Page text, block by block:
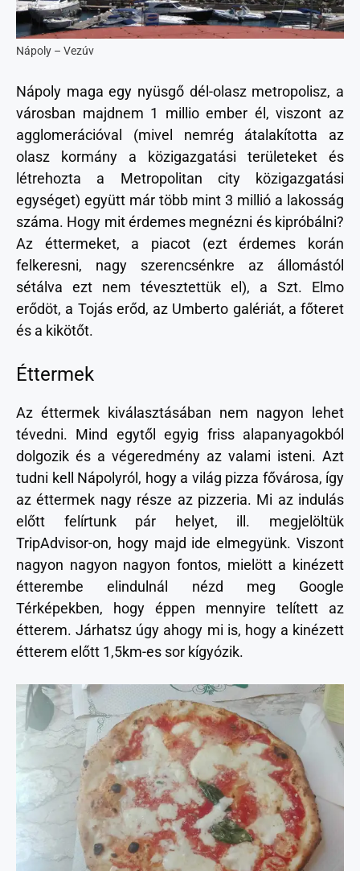
Nápoly – Vezúv
Nápoly maga egy nyüsgő dél-olasz metropolisz, a
városban majdnem 1 millio ember él, viszont az
agglomerációval (mivel nemrég átalakította az
olasz kormány a közigazgatási területeket és
létrehozta a Metropolitan city közigazgatási
egységet) együtt már több mint 3 millió a lakosság
száma. Hogy mit érdemes megnézni és kipróbálni?
Az éttermeket, a piacot (ezt érdemes korán
felkeresni, nagy szerencsénkre az állomástól
sétálva ezt nem tévesztettük el), a Szt. Elmo
erődöt, a Tojás erőd, az Umberto galériát, a főteret
és a kikötőt.
Éttermek
Az éttermek kiválasztásában nem nagyon lehet
tévedni. Mind egytől egyig friss alapanyagokból
dolgozik és a végeredmény az valami isteni. Azt
tudni kell Nápolyról, hogy a világ pizza fővárosa, így
az éttermek nagy része az pizzeria. Mi az indulás
előtt felírtunk pár helyet, ill. megjelöltük
TripAdvisor-on, hogy majd ide elmegyünk. Viszont
nagyon nagyon nagyon fontos, mielött a kinézett
étterembe elindulnál nézd meg Google
Térképekben, hogy éppen mennyire telített az
étterem. Járhatsz úgy ahogy mi is, hogy a kinézett
étterem előtt 1,5km-es sor kígyózik.